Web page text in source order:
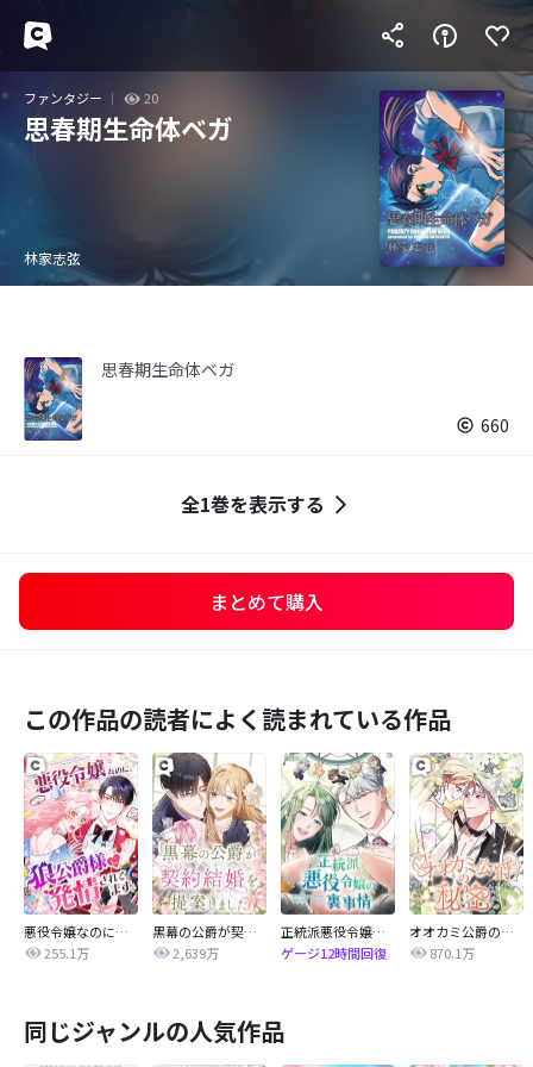
ファンタジー 20
思春期生命体ベガ
林家志弦
思春期生命体ベガ
660
全1巻を表示する
まとめて購入
この作品の読者によく読まれている作品
悪役令嬢なのに、狼公爵様に発情されてます
255.1万
黒幕の公爵が契約結婚を提案しました
2,639万
正統派悪役令嬢の裏事情
ゲージ12時間回復
オオカミ公爵の秘密
870.1万
同じジャンルの人気作品